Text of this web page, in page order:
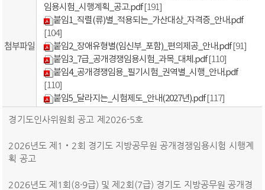
첨부파일
임용시험_시행계획_공고.pdf [191]
붙임1_직렬(류)별_적용되는_가산대상_자격증_안내.pdf
[104]
붙임2_장애유형별(임신부_포함)_편의제공_안내.pdf [91]
붙임3_7급_공개경쟁임용시험_과목_대체.pdf [110]
붙임4_공개경쟁임용_필기시험_권역별_시행_안내.pdf
[110]
붙임5_달라지는_시험제도_안내(2027년).pdf [117]
경기도인사위원회 공고 제2026-5호
2026년도 제1‧2회 경기도 지방공무원 공개경쟁임용시험 시행계
획 공고
2026년도 제1회(8·9급) 및 제2회(7급) 경기도 지방공무원 공개경